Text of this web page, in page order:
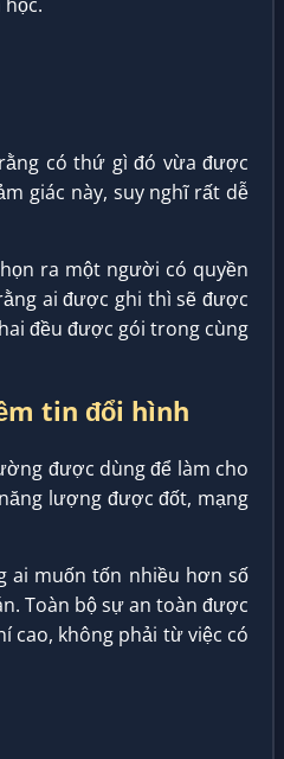
có thứ gì đó vừa được
giác này, suy nghĩ rất dễ
ra một người có quyền
ai được ghi thì sẽ được
đều được gói trong cùng
tin đổi hình
được dùng để làm cho
lượng được đốt, mạng
ai muốn tốn nhiều hơn số
Toàn bộ sự an toàn được
cao, không phải từ việc có